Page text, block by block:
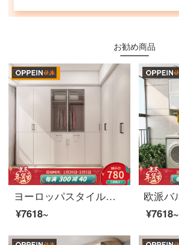
お勧め商品
ヨーロッパスタイルのクローゼットは全体の寝室のクローゼットをカスタマイズして、開放式の近代的な寝室を装飾します。贅沢なクローゼットの前払い金は0平方メートルです。
¥7618~
¥7618~